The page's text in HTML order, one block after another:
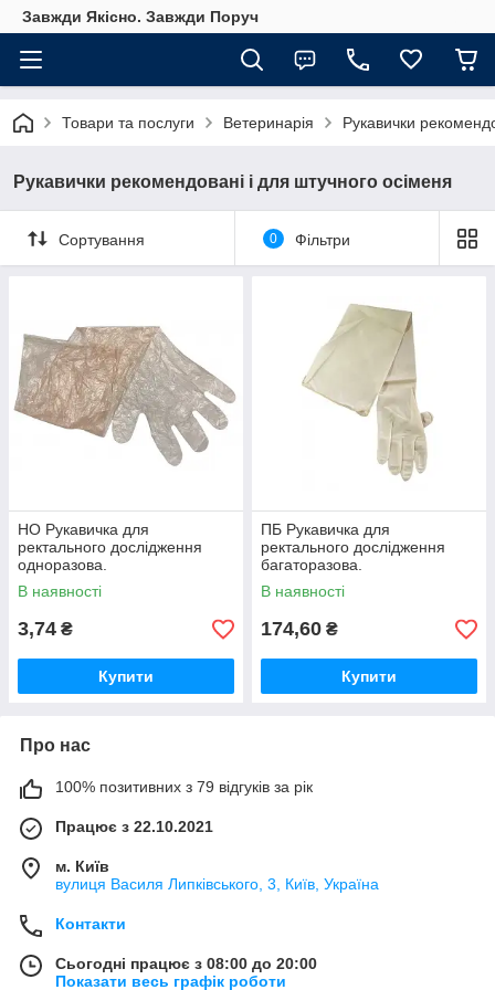
Завжди Якісно. Завжди Поруч
Товари та послуги Ветеринарія Рукавички
Рукавички рекомендовані і для штучного осіменя
Сортування 0 Фільтри
НО Рукавичка для
ректального дослідження
одноразова.
В наявності
3,74 ₴
Купити
ПБ Рукавичка для
ректального дослідження
багаторазова.
В наявності
174,60 ₴
Купити
Про нас
100% позитивних з 79 відгуків за рік
Працює з 22.10.2021
м. Київ
вулиця Василя Липківського, 3, Київ, Україна
Контакти
Сьогодні працює з 08:00 до 20:00
Показати весь графік роботи